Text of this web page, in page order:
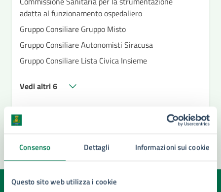
Consenso Dettagli Informazioni sui cookie
Questo sito web utilizza i cookie
adatta al funzionamento ospedaliero
Gruppo Consiliare Gruppo Misto
Gruppo Consiliare Autonomisti Siracusa
Gruppo Consiliare Lista Civica Insieme
Vedi altri 6